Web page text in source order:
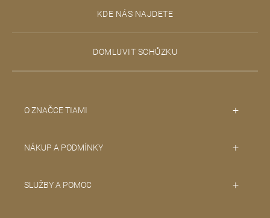
KDE NÁS NAJDETE
DOMLUVIT SCHŮZKU
O ZNAČCE TIAMI
NÁKUP A PODMÍNKY
SLUŽBY A POMOC